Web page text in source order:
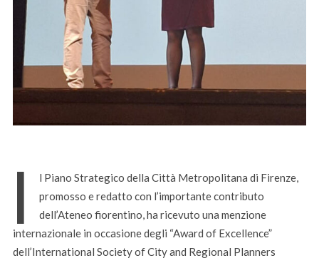
I
l Piano Strategico della Città Metropolitana di Firenze,
promosso e redatto con l’importante contributo
dell’Ateneo fiorentino, ha ricevuto una menzione
internazionale in occasione degli “Award of Excellence”
dell’International Society of City and Regional Planners